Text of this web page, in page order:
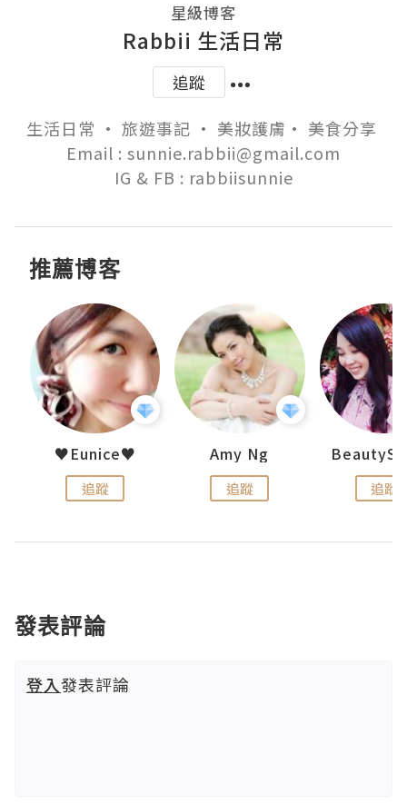
星級博客
Rabbii 生活日常
追蹤
生活日常 • 旅遊事記 • 美妝護膚• 美食分享
Email : sunnie.rabbii@gmail.com
IG & FB : rabbiisunnie
推薦博客
♥Eunice♥
追蹤
Amy Ng
追蹤 追蹤
發表評論
登入發表評論